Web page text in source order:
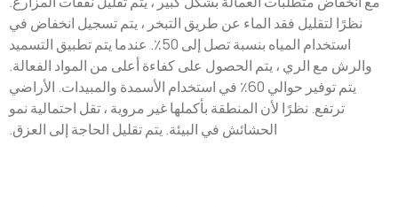
نظرًا لتقليل فقد الماء عن طريق التبخر ، يتم تسجيل انخفاض في
استخدام المياه بنسبة تصل إلى 50٪. عندما يتم تطبيق التسميد
والرش مع الري ، يتم الحصول على كفاءة أعلى من المواد الفعالة.
يتم توفير حوالي 60٪ في استخدام الأسمدة والمبيدات. الأراضي
ترتفع. نظرًا لأن المنطقة بأكملها غير مروية ، تقل احتمالية نمو
الحشائش في البيئة. يتم تقليل الحاجة إلى العزق.